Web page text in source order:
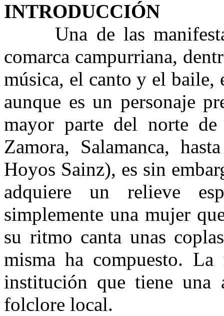
INTRODUCCIÓN
Una de las
comarca campurriana,
música, el canto y el baile,
aunque es un personaje
mayor parte del norte
Zamora, Salamanca,
Hoyos Sainz), es sin
adquiere un relieve
simplemente una mujer
su ritmo canta unas
misma ha compuesto.
institución que tiene una
folclore local.